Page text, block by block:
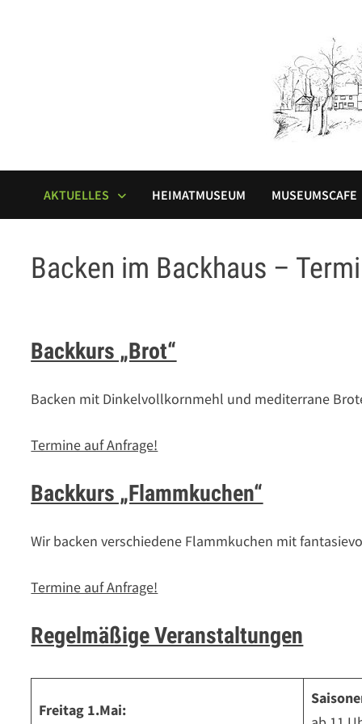
AKTUELLES HEIMATMUSEUM MUSEUMSCAFE
Backen im Backhaus –
Backkurs „Brot“
Backen mit Dinkelvollkornmehl und mediterrane
Termine auf Anfrage!
Backkurs „Flammkuchen“
Wir backen verschiedene Flammkuchen mit
Termine auf Anfrage!
Regelmäßige Veranstaltungen
Freitag 1.Mai: